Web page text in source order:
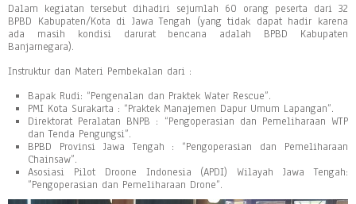
Dalam kegiatan tersebut dihadiri sejumlah 60 orang peserta dari 32
BPBD Kabupaten/Kota di Jawa Tengah (yang tidak dapat hadir karena
ada masih kondisi darurat bencana adalah BPBD Kabupaten
Banjarnegara).
Instruktur dan Materi Pembekalan dari :
Bapak Rudi: “Pengenalan dan Praktek Water Rescue”.
PMI Kota Surakarta : “Praktek Manajemen Dapur Umum Lapangan”.
Direktorat Peralatan BNPB : “Pengoperasian dan Pemeliharaan WTP
dan Tenda Pengungsi”.
BPBD Provinsi Jawa Tengah : “Pengoperasian dan Pemeliharaan
Chainsaw”.
Asosiasi Pilot Droone Indonesia (APDI) Wilayah Jawa Tengah:
”Pengoperasian dan Pemeliharaan Drone”.